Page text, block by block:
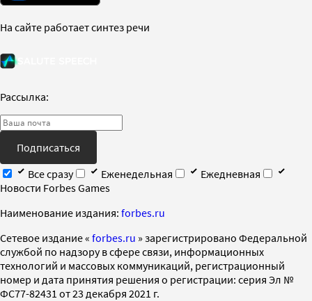
На сайте работает синтез речи
Рассылка:
Подписаться
Все сразу
Еженедельная
Ежедневная
Новости Forbes Games
Наименование издания: forbes.ru
Cетевое издание « forbes.ru » зарегистрировано Федеральной
службой по надзору в сфере связи, информационных
технологий и массовых коммуникаций, регистрационный
номер и дата принятия решения о регистрации: серия Эл №
ФС77-82431 от 23 декабря 2021 г.